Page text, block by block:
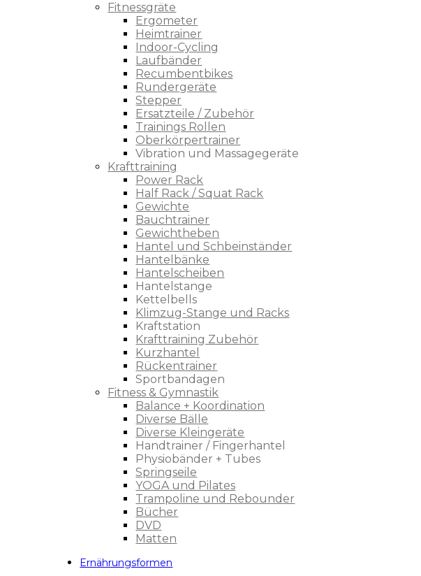
Fitnessgräte
Ergometer
Heimtrainer
Indoor-Cycling
Laufbänder
Recumbentbikes
Rundergeräte
Stepper
Ersatzteile / Zubehör
Trainings Rollen
Oberkörpertrainer
Vibration und Massagegeräte
Krafttraining
Power Rack
Half Rack / Squat Rack
Gewichte
Bauchtrainer
Gewichtheben
Hantel und Schbeinständer
Hantelbänke
Hantelscheiben
Hantelstange
Kettelbells
Klimzug-Stange und Racks
Kraftstation
Krafttraining Zubehör
Kurzhantel
Rückentrainer
Sportbandagen
Fitness & Gymnastik
Balance + Koordination
Diverse Bälle
Diverse Kleingeräte
Handtrainer / Fingerhantel
Physiobänder + Tubes
Springseile
YOGA und Pilates
Trampoline und Rebounder
Bücher
DVD
Matten
Ernährungsformen